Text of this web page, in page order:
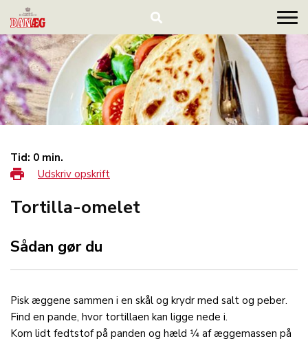
Tid: 0 min.
Udskriv opskrift
Tortilla-omelet
Sådan gør du
Pisk æggene sammen i en skål og krydr med salt og peber.
Find en pande, hvor tortillaen kan ligge nede i.
Kom lidt fedtstof på panden og hæld 1⁄4 af æggemassen på